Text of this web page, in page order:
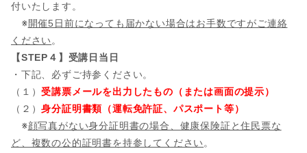
付いたします。
※開催5日前になっても届かない場合はお手数ですがご連絡
ください 。
【STEP４】受講日当日
・下記、必ずご持参ください。
（１）受講票メールを出力したもの（または画面の提示）
（２）身分証明書類（運転免許証、パスポート等）
※顔写真がない身分証明書の場合、健康保険証と住民票な
ど、複数の公的証明書を持参してください 。